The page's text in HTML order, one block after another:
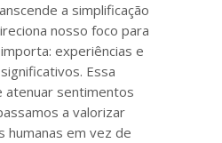
a simplificação
nosso foco para
experiências e
Essa
atenuar sentimentos
a valorizar
humanas em vez de